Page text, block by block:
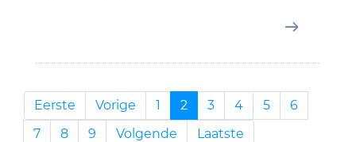
Eerste Vorige 1 2 3 4 5
6
7
8 9 Volgende Laatste